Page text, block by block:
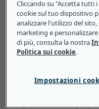
cosa devono
medie
La PSK è la tecnica di
wireless LAN,
originariamente
Cliccando su "Accetta tutti
cookie sul tuo dispositivo
analizzare l'utilizzo del
marketing e
di più, consulta la nostra
Politica sui cookie.
Impostazioni